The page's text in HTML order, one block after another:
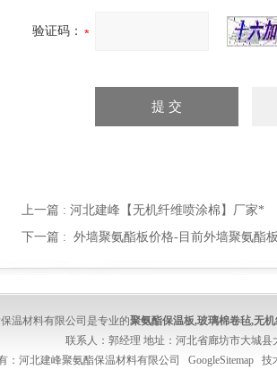
验证码：
上一篇 : 河北建峰【无机纤维喷涂棉】厂家*
下一篇 : 外墙聚氨酯板价格-目前外墙聚氨酯
温材料有限公司是专业的聚氨酯保温板,玻璃棉卷毡,无机
联系人：郭经理 地址：河北省廊坊市大城县
：河北建峰聚氨酯保温材料有限公司 GoogleSitemap 技